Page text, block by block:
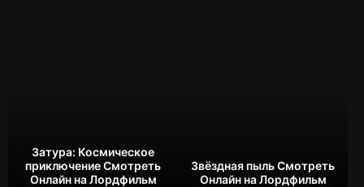
Затура: Космическое
приключение Смотреть
Онлайн на Лордфильм
Звёздная пыль Смотреть
Онлайн на Лордфильм